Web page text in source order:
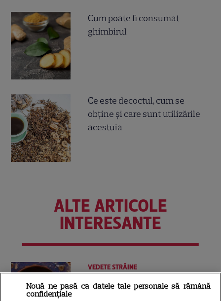
Cum poate fi consumat
ghimbirul
Ce este decoctul, cum se
obţine şi care sunt utilizările
acestuia
ALTE ARTICOLE
INTERESANTE
VEDETE STRĂINE
„Povestea peștelui posac”,
Nouă ne pasă ca datele tale personale să rămână
confidențiale